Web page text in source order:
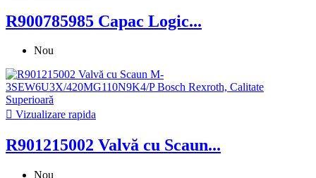
R900785985 Capac Logic...
Nou
 Vizualizare rapida
R901215002 Valvă cu Scaun...
Nou